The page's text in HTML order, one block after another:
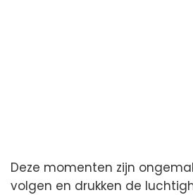
Deze momenten zijn
volgen en drukken de